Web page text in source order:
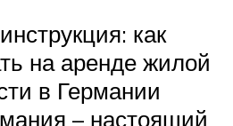
как
на аренде жилой
в Германии
– настоящий